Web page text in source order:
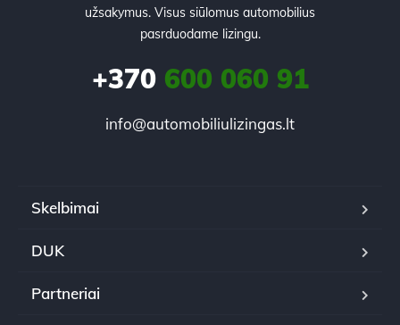
užsakymus. Visus siūlomus automobilius
pasrduodame lizingu.
+370600 060 91
info@automobiliulizingas.lt
Skelbimai
DUK
Partneriai